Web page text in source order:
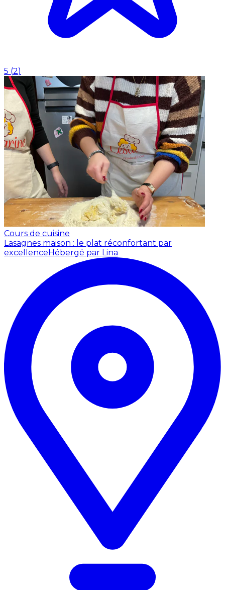
5 (2)
Cours de cuisine
Lasagnes maison : le plat réconfortant par
excellenceHébergé par Lina